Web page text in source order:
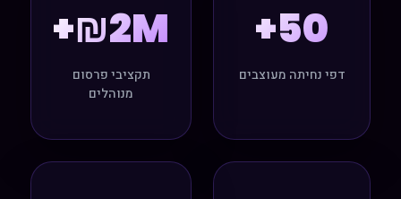
50+
דפי נחיתה מעוצבים
₪2M+
תקציבי פרסום
מנוהלים